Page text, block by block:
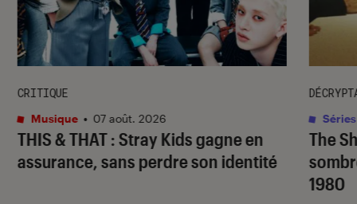
THIS & THAT: Stray Kids gagne en
assurance, sans perdre son identité
CRITIQUE
Musique • 07 août. 2026
The
1980
Séries